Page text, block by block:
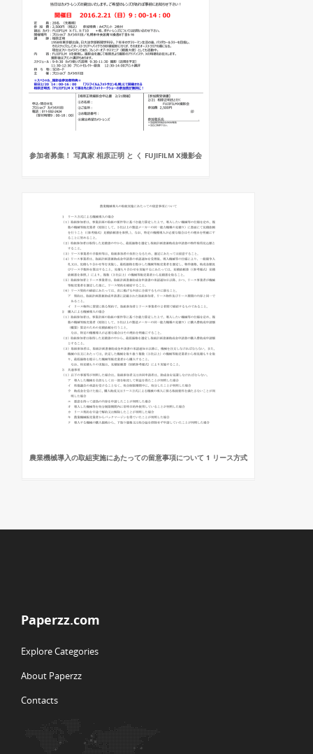
参加者募集！ 写真家 相原正明 と く FUJIFILM X撮影会
農業機械導入の取組実施にあたっての留意事項について 1 リース方式
Paperzz.com
Explore Categories
About Paperzz
Contacts